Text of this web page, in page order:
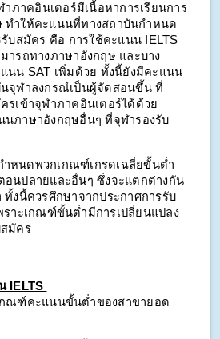
าภาคอินเตอร์มีเนื้อหาการเรียนการ
ทำให้คะแนนที่ทางสถาบันกำหนด
รับสมัคร คือ การใช้คะแนน IELTS
ารถทางภาษาอังกฤษ และบาง
นน SAT เพิ่มด้วย ทั้งนี้ยังมีคะแนน
นจุฬาลงกรณ์เป็นผู้จัดสอนขึ้น ที่
รเข้าจุฬาภาคอินเตอร์ได้ด้วย
ภาษาอังกฤษอื่นๆ ที่จุฬารองรับ
หนดพวกเกณฑ์เกรดเฉลี่ยขั้นต่ำ
นปลายและอื่นๆ ซึ่งจะแตกต่างกัน
ทั้งนี้ควรศึกษาจากประกาศการรับ
ราะเกณฑ์ขั้นต่ำมีการเปลี่ยนแปลง
มัคร
IELTS
กณฑ์คะแนนขั้นต่ำของสาขายอด